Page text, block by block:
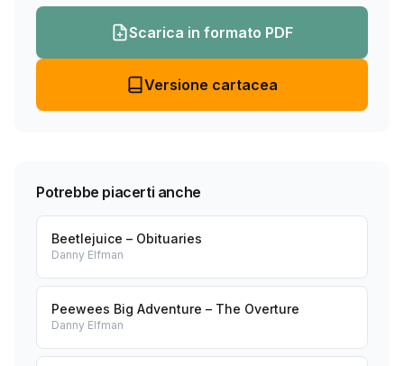
Scarica in formato PDF
Versione cartacea
Potrebbe piacerti anche
Beetlejuice – Obituaries
Danny Elfman
Peewees Big Adventure – The Overture
Danny Elfman